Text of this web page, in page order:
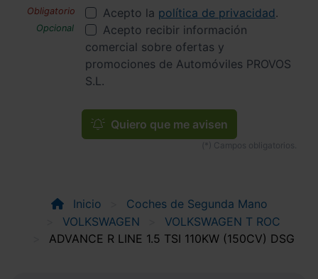
Acepto la política de privacidad.
Acepto recibir información
comercial sobre ofertas y
promociones de Automóviles PROVOS
S.L.
Quiero que me avisen
Inicio
Coches de Segunda Mano
VOLKSWAGEN
VOLKSWAGEN T ROC
ADVANCE R LINE 1.5 TSI 110KW (150CV) DSG